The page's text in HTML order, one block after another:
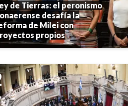
de Tierras: el peronismo
desafía la
de Milei con
propios